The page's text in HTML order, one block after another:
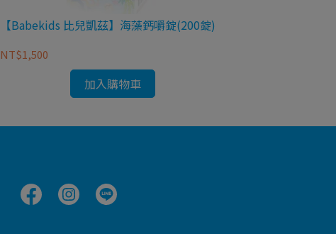
【Babekids 比兒凱茲】海藻鈣嚼錠(200錠)
NT$1,500
加入購物車